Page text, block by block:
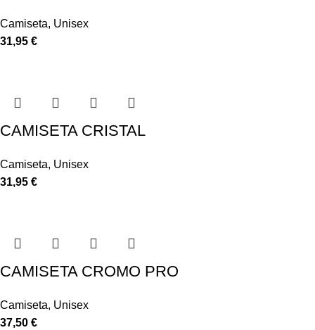
Camiseta, Unisex
31,95 €
CAMISETA CRISTAL
Camiseta, Unisex
31,95 €
CAMISETA CROMO PRO
Camiseta, Unisex
37,50 €